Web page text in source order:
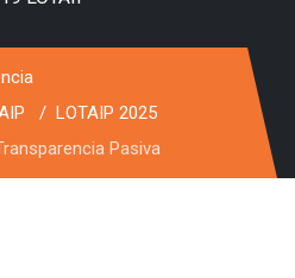
LOTAIP 2025
Pasiva